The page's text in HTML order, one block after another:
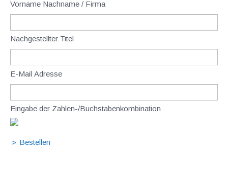
Vorname Nachname / Firma
Nachgestellter Titel
E-Mail Adresse
Eingabe der Zahlen-/Buchstabenkombination